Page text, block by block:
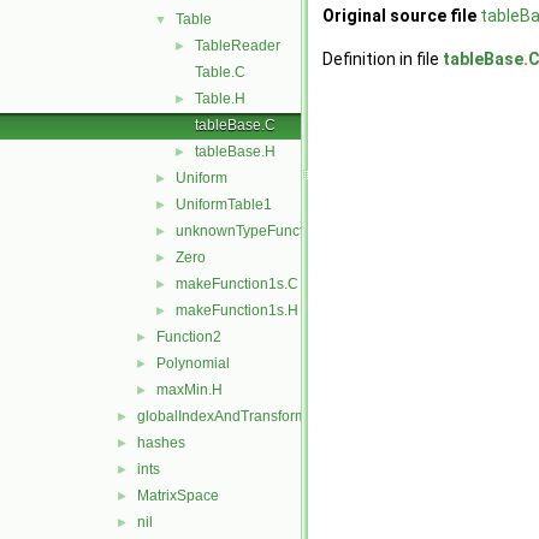
▼ Table
►
TableReader
Table.C
►
Table.H
tableBase.C
► tableBase.H
► Uniform
► UniformTable1
► unknownTypeFunction1
► Zero
► makeFunction1s.C
► makeFunction1s.H
► Function2
► Polynomial
► maxMin.H
► globalIndexAndTransform
► hashes
► ints
► MatrixSpace
► nil
Original source file
Definition in file tableBase.C